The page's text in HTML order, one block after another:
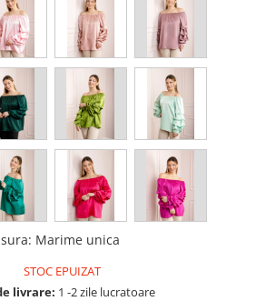
: Marime unica
STOC EPUIZAT
livrare: 1 -2 zile lucratoare